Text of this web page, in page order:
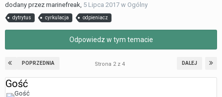
dodany przez marinefreak 5 Lipca 2017 w Ogólny
dytrytus cyrkulacja odpieniacz
Odpowiedz w tym temacie
POPRZEDNIA DALEJ
Strona 2 z 4
Gość